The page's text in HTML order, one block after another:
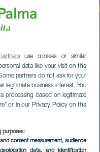
use cookies or similar
data like your visit on this
partners do not ask for your
legitimate business interest. You
processing based on legitimate
or in our Privacy Policy on this
purposes:
content measurement, audience
data, and identification